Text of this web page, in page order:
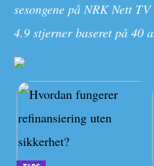
sesongene på NRK Nett
4.9 stjerner baseret på 40